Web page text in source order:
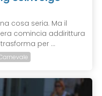
cosa seria. Ma il
comincia addirittura
per ...